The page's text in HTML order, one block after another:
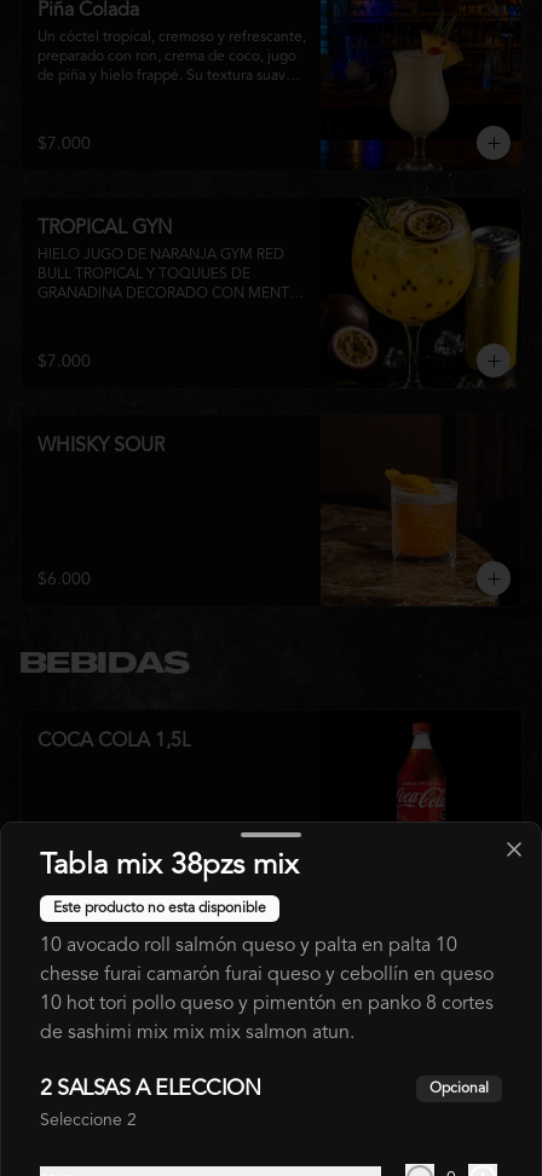
Piña Colada
Un cóctel tropical, cremoso y refrescante,
preparado con ron, crema de coco, jugo
de piña y hielo frappé. Su textura suave y
disfrutar de un momento de relajo o
acompañar la experiencia gastronómica
$7.000
TROPICAL GYN
HIELO JUGO DE NARANJA GYM RED
BULL TROPICAL Y TOQUUES DE
GRANADINA DECORADO CON MENTA
$7.000
WHISKY SOUR
$6.000
BEBIDAS
COCA COLA 1,5L
$3.000
$1.800
Tabla mix 38pzs mix
Este producto no esta disponible
10 avocado roll salmón queso y palta en palta 10
chesse furai camarón furai queso y cebollín en queso
10 hot tori pollo queso y pimentón en panko 8 cortes
de sashimi mix mix mix salmon atun.
2 SALSAS A ELECCION Opcional
Seleccione 2